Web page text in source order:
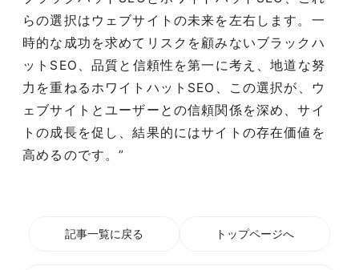
らの選択はウェブサイトの未来を左右します。一
時的な成功を求めてリスクを顧みないブラックハ
ットSEO、品質と信頼性を第一に考え、地道な努
力を重ねるホワイトハットSEO、この選択が、ウ
ェブサイトとユーザーとの信頼関係を深め、サイ
トの成長を促し、結果的にはサイトの存在価値を
高めるのです。”
記事一覧に戻る トップページへ